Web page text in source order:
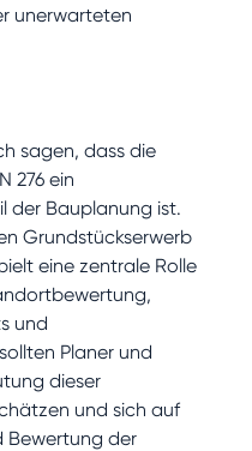
unerwarteten
sagen, dass die
276 ein
der Bauplanung ist.
Grundstückserwerb
eine zentrale Rolle
und
Planer und
dieser
und sich auf
Bewertung der